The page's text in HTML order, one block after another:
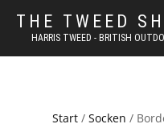
THE TWEED
HARRIS TWEED - BRITISH
Start/ Socken /